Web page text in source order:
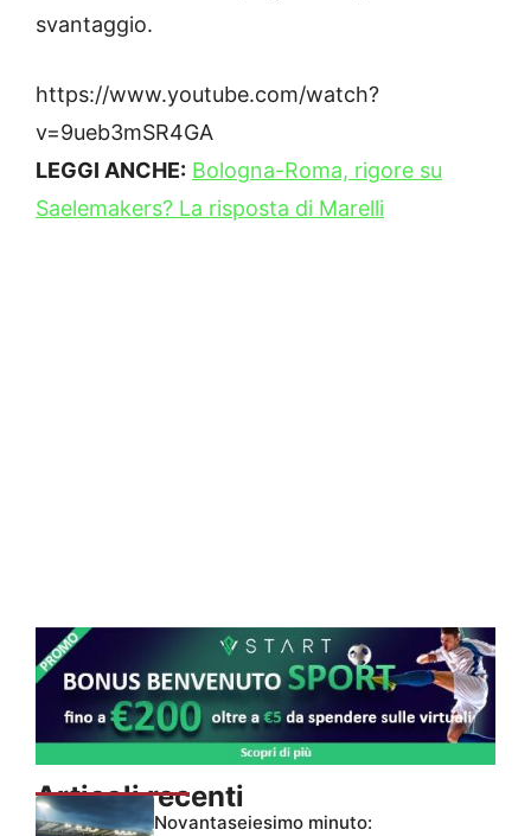
svantaggio.
https://www.youtube.com/watch?
v=9ueb3mSR4GA
LEGGI ANCHE: Bologna-Roma, rigore su
Saelemakers? La risposta di Marelli
Articoli recenti
Novantaseiesimo minuto: